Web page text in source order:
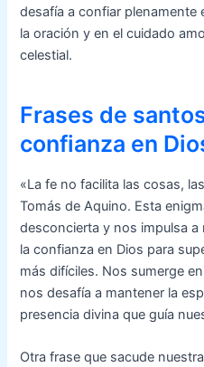
desafía a confiar
la oración y en el cuidado
celestial.
Frases de
confianza en
«La fe no facilita las cosas,
Tomás de Aquino. Esta
desconcierta y nos impulsa
la confianza en Dios para
más difíciles. Nos sumerge
nos desafía a mantener la
presencia divina que guía
Otra frase que sacude